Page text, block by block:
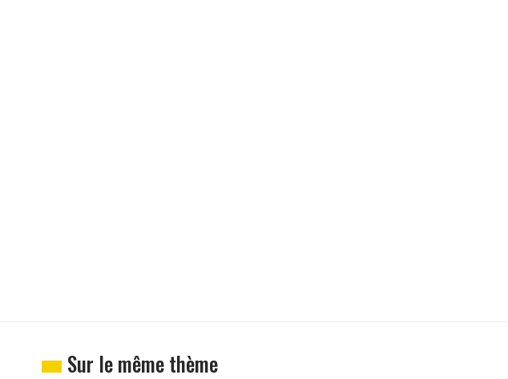
Sur le même thème